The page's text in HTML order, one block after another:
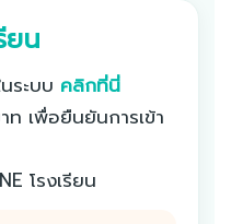
ยน
ระบบ คลิกที่นี่
เพื่อยืนยันการเข้า
โรงเรียน